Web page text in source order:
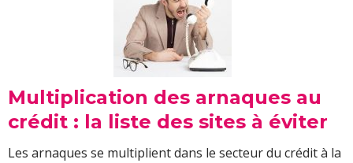
Multiplication des arnaques au
crédit : la liste des sites à éviter
Les arnaques se multiplient dans le secteur du crédit à la